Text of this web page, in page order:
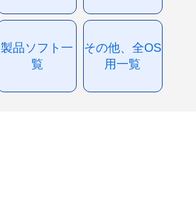
製品ソフト一
覧
その他、全OS
用一覧